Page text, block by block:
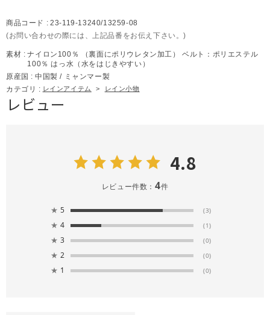
商品コード : 23-119-13240/13259-08
(お問い合わせの際には、上記品番をお伝え下さい。)
素材 : ナイロン100％ （裏面にポリウレタン加工） ベルト：ポリエステル
100％ はっ水（水をはじきやすい）
原産国 : 中国製 / ミャンマー製
カテゴリ : レインアイテム > レイン小物
レビュー
4.8
レビュー件数： 4件
★ 5 (3)
★ 4 (1)
★ 3 (0)
★ 2 (0)
★ 1 (0)